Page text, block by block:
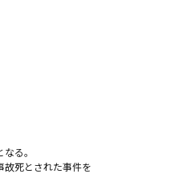
る。
故死とされた事件を